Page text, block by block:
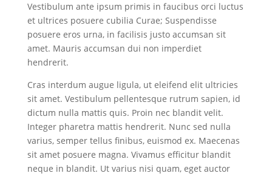
Vestibulum ante ipsum primis in faucibus orci luctus
et ultrices posuere cubilia Curae; Suspendisse
posuere eros urna, in facilisis justo accumsan sit
amet. Mauris accumsan dui non imperdiet
hendrerit.
Cras interdum augue ligula, ut eleifend elit ultricies
sit amet. Vestibulum pellentesque rutrum sapien, id
dictum nulla mattis quis. Proin nec blandit velit.
Integer pharetra mattis hendrerit. Nunc sed nulla
varius, semper tellus finibus, euismod ex. Maecenas
sit amet posuere magna. Vivamus efficitur blandit
neque in blandit. Ut varius nisi quam, eget auctor